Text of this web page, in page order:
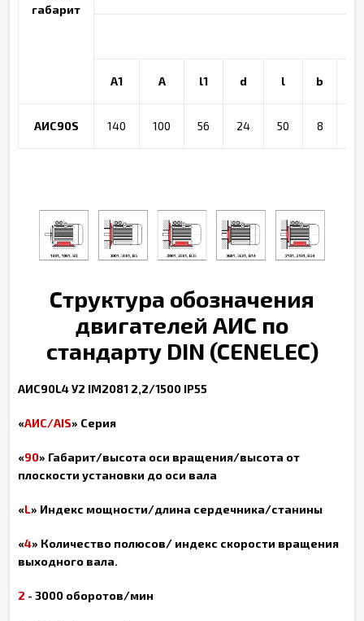
габарит
A1 A l1 d l b
АИС90S 140 100 56 24 50 8
Структура обозначения
двигателей АИС по
стандарту DIN (CENELEC)
АИС90L4 У2 IM2081 2,2/1500 IP55
«АИС/AIS» Серия
«90» Габарит/высота оси вращения/высота от
плоскости установки до оси вала
«L» Индекс мощности/длина сердечника/станины
«4» Количество полюсов/ индекс скорости вращения
выходного вала.
2 - 3000 оборотов/мин